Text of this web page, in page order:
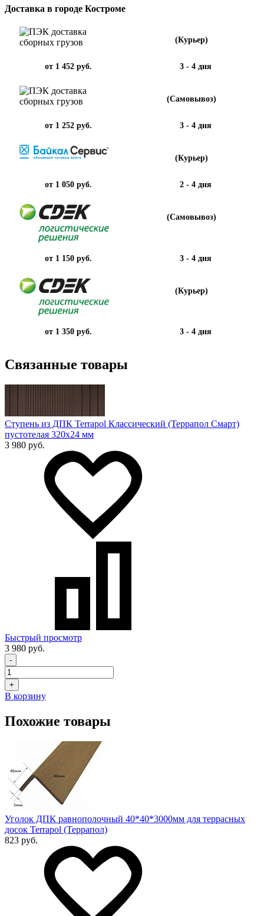
Доставка в городе Костроме
(Курьер)
от 1 452 руб. 3 - 4 дня
(Самовывоз)
от 1 252 руб. 3 - 4 дня
(Курьер)
от 1 050 руб. 2 - 4 дня
(Самовывоз)
от 1 150 руб. 3 - 4 дня
(Курьер)
от 1 350 руб. 3 - 4 дня
Связанные товары
Ступень из ДПК Terrapol Классический (Террапол Смарт)
пустотелая 320х24 мм
3 980 руб.
Быстрый просмотр
3 980 руб.
-
+
В корзину
Похожие товары
Уголок ДПК равнополочный 40*40*3000мм для террасных
досок Terrapol (Террапол)
823 руб.